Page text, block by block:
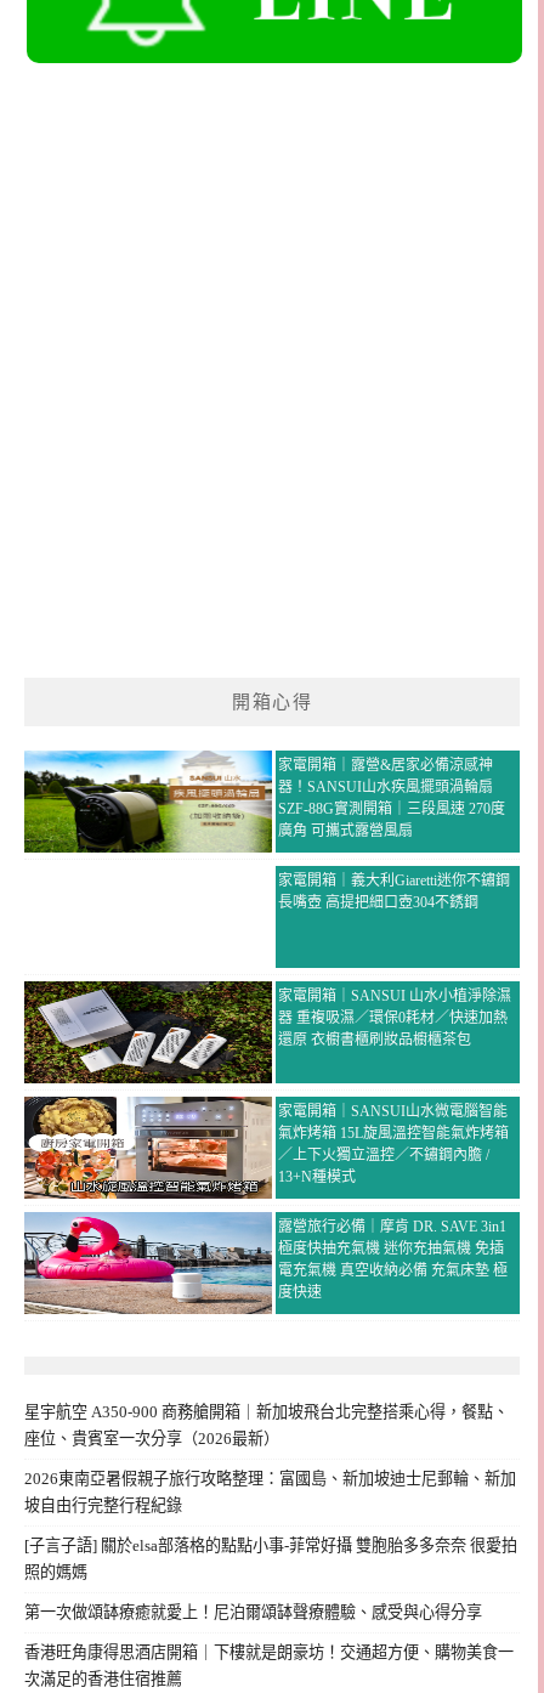
開箱心得
家電開箱｜露營&居家必備涼感神
器！SANSUI山水疾風擺頭渦輪扇
SZF-88G實測開箱｜三段風速 270度
廣角 可攜式露營風扇
家電開箱｜義大利Giaretti迷你不鏽鋼
長嘴壺 高提把細口壺304不銹鋼
家電開箱｜SANSUI 山水小植淨除濕
器 重複吸濕／環保0耗材／快速加熱
還原 衣櫥書櫃刷妝品櫥櫃茶包
家電開箱｜SANSUI山水微電腦智能
氣炸烤箱 15L旋風溫控智能氣炸烤箱
／上下火獨立溫控／不鏽鋼內膽 /
13+N種模式
露營旅行必備｜摩肯 DR. SAVE 3in1
極度快抽充氣機 迷你充抽氣機 免插
電充氣機 真空收納必備 充氣床墊 極
度快速
星宇航空 A350-900 商務艙開箱｜新加坡飛台北完整搭乘心得，餐點、
座位、貴賓室一次分享（2026最新）
2026東南亞暑假親子旅行攻略整理：富國島、新加坡迪士尼郵輪、新加
坡自由行完整行程紀錄
[子言子語] 關於elsa部落格的點點小事-菲常好攝 雙胞胎多多奈奈 很愛拍
照的媽媽
第一次做頌缽療癒就愛上！尼泊爾頌缽聲療體驗、感受與心得分享
香港旺角康得思酒店開箱｜下樓就是朗豪坊！交通超方便、購物美食一
次滿足的香港住宿推薦